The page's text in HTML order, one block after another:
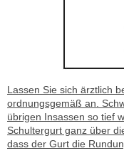
Lassen Sie sich ärztlich
ordnungsgemäß an.
übrigen Insassen so tief
Schultergurt ganz über
dass der Gurt die